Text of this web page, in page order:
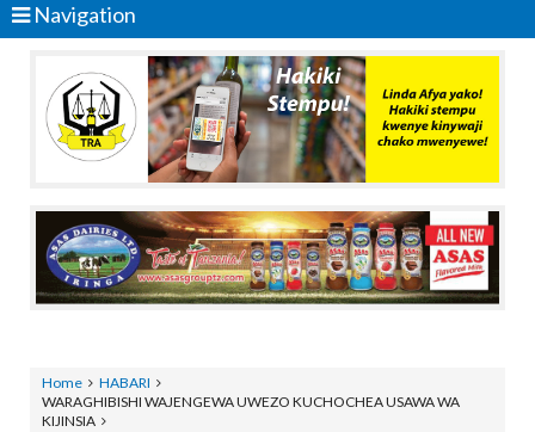
Navigation
Home
HABARI
WARAGHIBISHI WAJENGEWA UWEZO KUCHOCHEA USAWA WA
KIJINSIA